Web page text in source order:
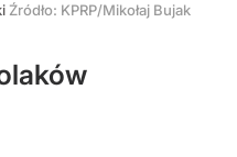
Źródło: KPRP/Mikołaj Bujak